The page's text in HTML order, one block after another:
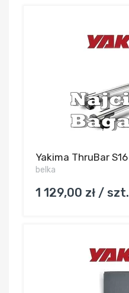
Yakima ThruBar S16
belka
1 129,00 zł / szt.